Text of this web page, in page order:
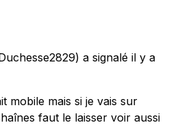
a signalé il y a
mobile mais si je vais sur
faut le laisser voir aussi